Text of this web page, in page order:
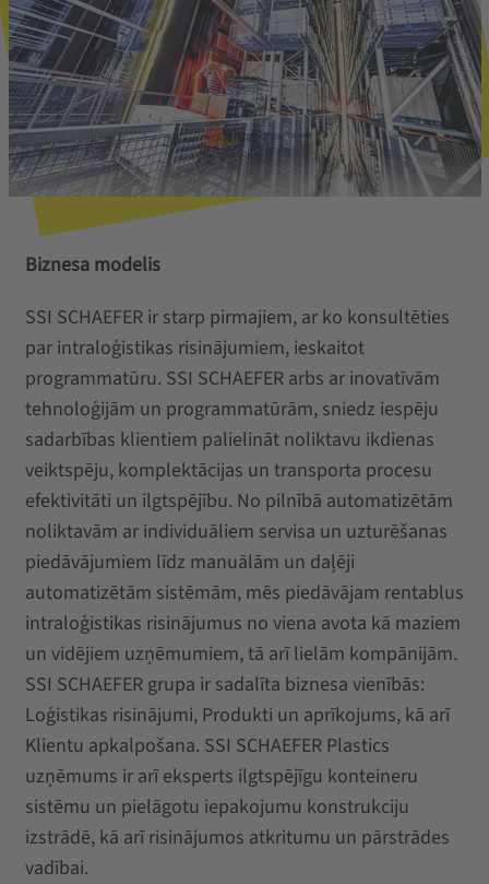
Biznesa modelis
SSI SCHAEFER ir starp pirmajiem, ar ko konsultēties
par intraloģistikas risinājumiem, ieskaitot
programmatūru. SSI SCHAEFER arbs ar inovatīvām
tehnoloģijām un programmatūrām, sniedz iespēju
sadarbības klientiem palielināt noliktavu ikdienas
veiktspēju, komplektācijas un transporta procesu
efektivitāti un ilgtspējību. No pilnībā automatizētām
noliktavām ar individuāliem servisa un uzturēšanas
piedāvājumiem līdz manuālām un daļēji
automatizētām sistēmām, mēs piedāvājam rentablus
intraloģistikas risinājumus no viena avota kā maziem
un vidējiem uzņēmumiem, tā arī lielām kompānijām.
SSI SCHAEFER grupa ir sadalīta biznesa vienībās:
Loģistikas risinājumi, Produkti un aprīkojums, kā arī
Klientu apkalpošana. SSI SCHAEFER Plastics
uzņēmums ir arī eksperts ilgtspējīgu konteineru
sistēmu un pielāgotu iepakojumu konstrukciju
izstrādē, kā arī risinājumos atkritumu un pārstrādes
vadībai.